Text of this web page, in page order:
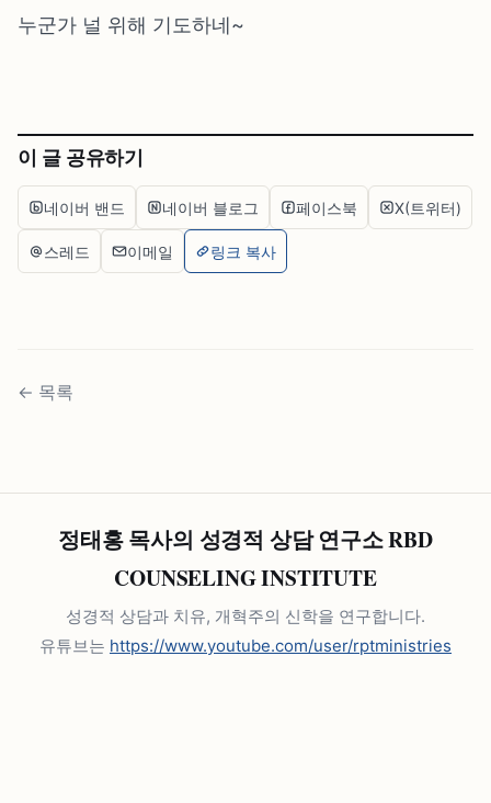
누군가 널 위해 기도하네~
이 글 공유하기
네이버 밴드 네이버 블로그 페이스북 X(트위터)
스레드 이메일 링크 복사
← 목록
정태홍 목사의 성경적 상담 연구소 RBD
COUNSELING INSTITUTE
성경적 상담과 치유, 개혁주의 신학을 연구합니다.
유튜브는 https://www.youtube.com/user/rptministries